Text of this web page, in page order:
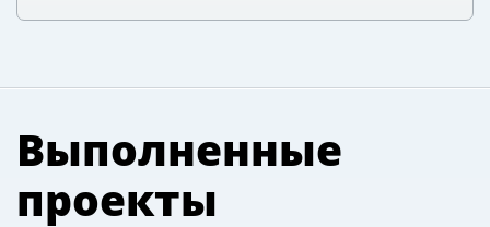
Выполненные
проекты